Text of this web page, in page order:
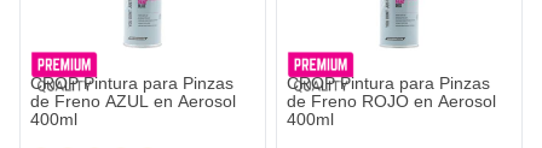
CROP Pintura para Pinzas
de Freno AZUL en Aerosol
400ml
CROP Pintura para Pinzas
de Freno ROJO en Aerosol
400ml